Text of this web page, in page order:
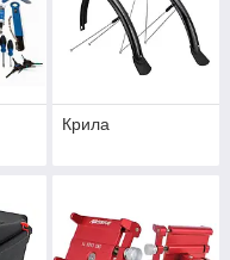
Крила